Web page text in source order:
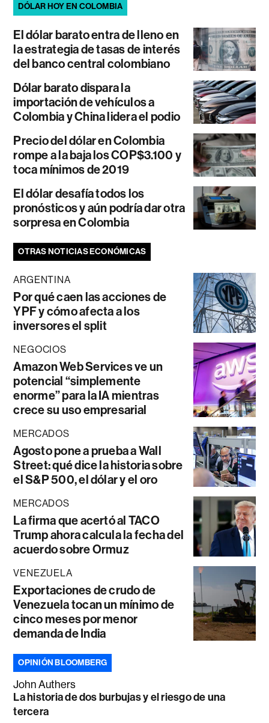
DÓLAR HOY EN COLOMBIA
El dólar barato entra de lleno en
la estrategia de tasas de interés
del banco central colombiano
Dólar barato dispara la
importación de vehículos a
Colombia y China lidera el podio
Precio del dólar en Colombia
rompe a la baja los COP$3.100 y
toca mínimos de 2019
El dólar desafía todos los
pronósticos y aún podría dar otra
sorpresa en Colombia
OTRAS NOTICIAS ECONÓMICAS
ARGENTINA
Por qué caen las acciones de
YPF y cómo afecta a los
inversores el split
NEGOCIOS
Amazon Web Services ve un
potencial “simplemente
enorme” para la IA mientras
crece su uso empresarial
MERCADOS
Agosto pone a prueba a Wall
Street: qué dice la historia sobre
el S&P 500, el dólar y el oro
MERCADOS
La firma que acertó al TACO
Trump ahora calcula la fecha del
acuerdo sobre Ormuz
VENEZUELA
Exportaciones de crudo de
Venezuela tocan un mínimo de
cinco meses por menor
demanda de India
OPINIÓN BLOOMBERG
John Authers
La historia de dos burbujas y el riesgo de una
tercera